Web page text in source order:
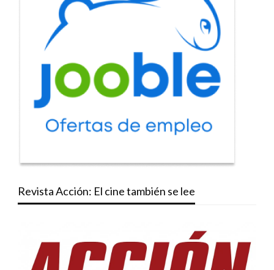
Revista Acción: El cine también se lee